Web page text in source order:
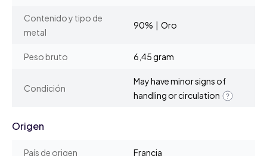
Contenido y tipo de
metal
90% | Oro
Peso bruto 6,45 gram
Condición
May have minor signs of
handling or circulation
Origen
País de origen Francia